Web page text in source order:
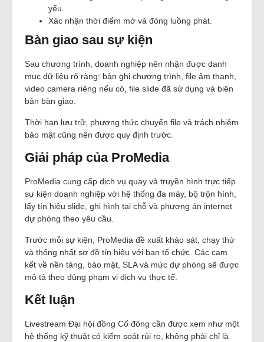
yếu.
Xác nhận thời điểm mở và đóng luồng phát.
Bàn giao sau sự kiện
Sau chương trình, doanh nghiệp nên nhận được danh
mục dữ liệu rõ ràng: bản ghi chương trình, file âm thanh,
video camera riêng nếu có, file slide đã sử dụng và biên
bản bàn giao.
Thời hạn lưu trữ, phương thức chuyển file và trách nhiệm
bảo mật cũng nên được quy định trước.
Giải pháp của ProMedia
ProMedia cung cấp dịch vụ quay và truyền hình trực tiếp
sự kiện doanh nghiệp với hệ thống đa máy, bộ trộn hình,
lấy tín hiệu slide, ghi hình tại chỗ và phương án internet
dự phòng theo yêu cầu.
Trước mỗi sự kiện, ProMedia đề xuất khảo sát, chạy thử
và thống nhất sơ đồ tín hiệu với ban tổ chức. Các cam
kết về nền tảng, bảo mật, SLA và mức dự phòng sẽ được
mô tả theo đúng phạm vi dịch vụ thực tế.
Kết luận
Livestream Đại hội đồng Cổ đông cần được xem như một
hệ thống kỹ thuật có kiểm soát rủi ro, không phải chỉ là